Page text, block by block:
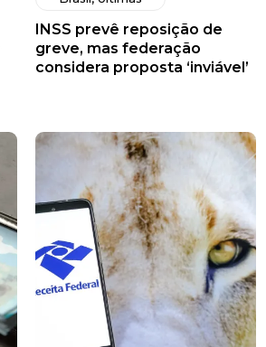
INSS prevê reposição de
greve, mas federação
considera proposta ‘inviável’